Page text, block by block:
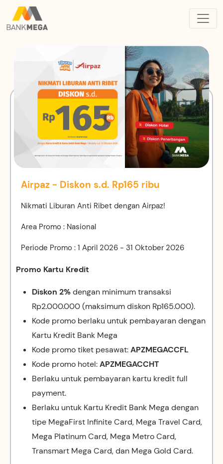
Airpaz - Diskon s.d. Rp165 ribu
Nikmati Liburan Anti Ribet dengan Airpaz!
Area Promo : Nasional
Periode Promo : 1 April 2026 - 31 Oktober 2026
Promo Kartu Kredit
Diskon 2%dengan minimum transaksi
Rp2.000.000 (maksimum diskon Rp165.000).
Kode promo berlaku untuk pembayaran dengan
Kartu Kredit Bank Mega
Kode promo tiket pesawat:APZMEGACCFL
Kode promo hotel:APZMEGACCHT
Berlaku untuk pembayaran kartu kredit full
payment.
Berlaku untuk Kartu Kredit Bank Mega dengan
tipe MegaFirst Infinite Card, Mega Travel Card,
Mega Platinum Card, Mega Metro Card,
Transmart Mega Card, dan Mega Gold Card.